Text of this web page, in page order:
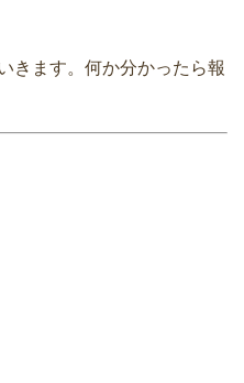
きます。何か分かったら報